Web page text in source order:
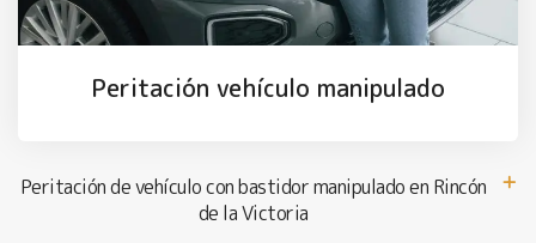
Peritación vehículo manipulado
Peritación de vehículo con bastidor manipulado en Rincón
de la Victoria